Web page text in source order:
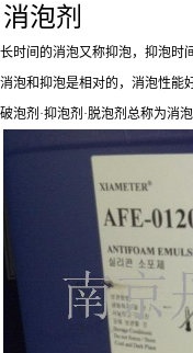
消泡剂
长时间的消泡又称抑泡，抑泡时
消泡和抑泡是相对的，消泡性能
破泡剂·抑泡剂·脱泡剂总称为消泡